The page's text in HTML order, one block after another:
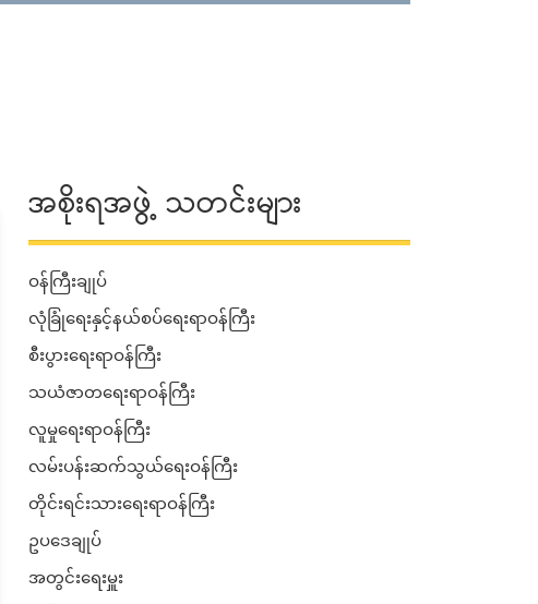
အစိုးရအဖွဲ့ သတင်းများ
ဝန်ကြီးချုပ်
လုံခြုံရေးနှင့်နယ်စပ်ရေးရာဝန်ကြီး
စီးပွားရေးရာဝန်ကြီး
သယံဇာတရေးရာဝန်ကြီး
လူမှုရေးရာဝန်ကြီး
လမ်းပန်းဆက်သွယ်ရေးဝန်ကြီး
တိုင်းရင်းသားရေးရာဝန်ကြီး
ဥပဒေချုပ်
အတွင်းရေးမှူး